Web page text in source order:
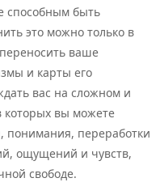
способным быть
это можно только в
ваше
и карты его
вас на сложном и
которых вы можете
понимания, переработки
ощущений и чувств,
свободе.